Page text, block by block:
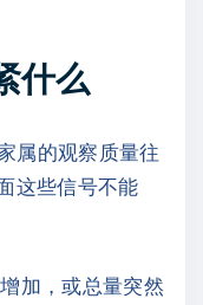
什么
属的观察质量往
这些信号不能
加，或总量突然